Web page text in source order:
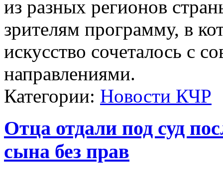
из разных регионов
зрителям программу, в
искусство сочеталось с
направлениями.
Категории: Новости КЧР
Отца отдали под суд
сына без прав